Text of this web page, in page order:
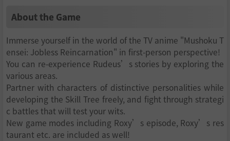
About the Game
Immerse yourself in the world of the TV anime "Mushoku T
ensei: Jobless Reincarnation" in first-person perspective!
You can re-experience Rudeus’s stories by exploring the
various areas.
Partner with characters of distinctive personalities while
developing the Skill Tree freely, and fight through strategi
c battles that will test your wits.
New game modes including Roxy’s episode, Roxy’s res
taurant etc. are included as well!